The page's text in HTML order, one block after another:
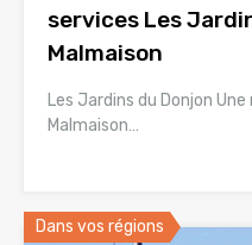
services Les
Malmaison
Les Jardins du Donjon
Malmaison…
Dans vos régions